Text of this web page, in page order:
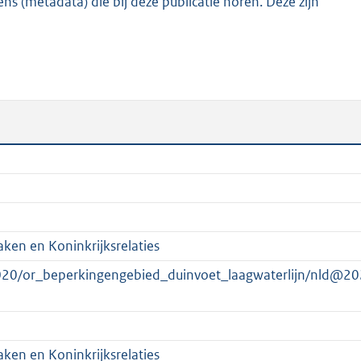
0
en Koninkrijksrelaties
or_beperkingengebied_duinvoet_laagwaterlijn/
en Koninkrijksrelaties